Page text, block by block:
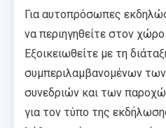
Για αυτοπρόσωπες
να περιηγηθείτε στον
Εξοικειωθείτε με τη
συμπεριλαμβανομένων
συνεδριών και των
για τον τύπο της